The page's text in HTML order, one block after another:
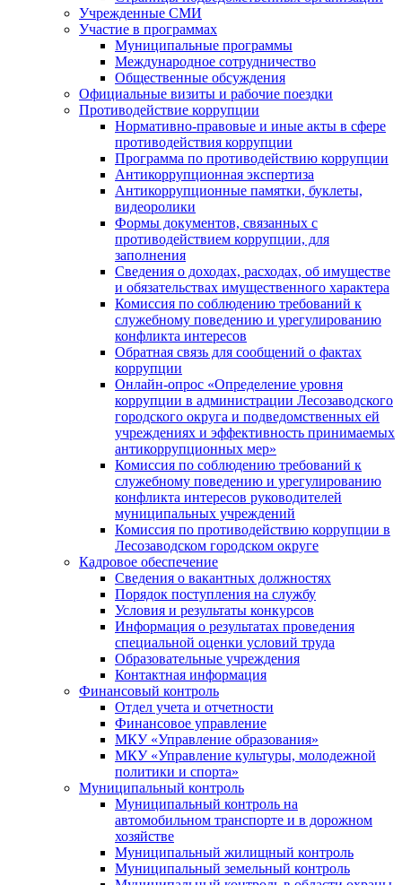
Учрежденные СМИ
Участие в программах
Муниципальные программы
Международное сотрудничество
Общественные обсуждения
Официальные визиты и рабочие поездки
Противодействие коррупции
Нормативно-правовые и иные акты в сфере
противодействия коррупции
Программа по противодействию коррупции
Антикоррупционная экспертиза
Антикоррупционные памятки, буклеты,
видеоролики
Формы документов, связанных с
противодействием коррупции, для
заполнения
Сведения о доходах, расходах, об имуществе
и обязательствах имущественного характера
Комиссия по соблюдению требований к
служебному поведению и урегулированию
конфликта интересов
Обратная связь для сообщений о фактах
коррупции
Онлайн-опрос «Определение уровня
коррупции в администрации Лесозаводского
городского округа и подведомственных ей
учреждениях и эффективность принимаемых
антикоррупционных мер»
Комиссия по соблюдению требований к
служебному поведению и урегулированию
конфликта интересов руководителей
муниципальных учреждений
Комиссия по противодействию коррупции в
Лесозаводском городском округе
Кадровое обеспечение
Сведения о вакантных должностях
Порядок поступления на службу
Условия и результаты конкурсов
Информация о результатах проведения
специальной оценки условий труда
Образовательные учреждения
Контактная информация
Финансовый контроль
Отдел учета и отчетности
Финансовое управление
МКУ «Управление образования»
МКУ «Управление культуры, молодежной
политики и спорта»
Муниципальный контроль
Муниципальный контроль на
автомобильном транспорте и в дорожном
хозяйстве
Муниципальный жилищный контроль
Муниципальный земельный контроль